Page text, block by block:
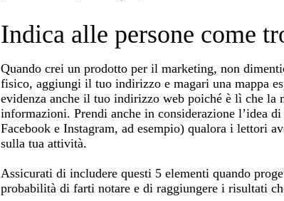
Indica alle persone come
Quando crei un prodotto per il marketing, non
fisico, aggiungi il tuo indirizzo e magari una mappa
evidenza anche il tuo indirizzo web poiché è lì che la
informazioni. Prendi anche in considerazione l’idea
Facebook e Instagram, ad esempio) qualora i lettori
sulla tua attività.
Assicurati di includere questi 5 elementi quando
probabilità di farti notare e di raggiungere i risultati